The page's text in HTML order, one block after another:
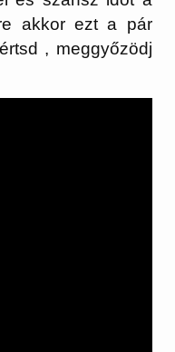
akkor ezt a pár
, meggyőzödj